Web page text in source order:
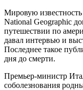
Мировую
National Geographic
путешествии по
давал интервью и
Последнее такое
дня до смерти.
Премьер-министр
соболезнования